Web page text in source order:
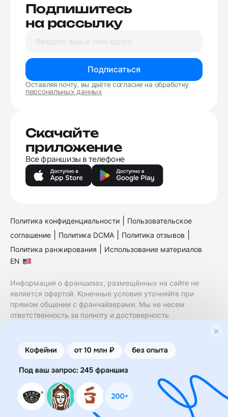
Подпишитесь
на рассылку
Подписаться
Оставляя почту, вы даёте согласие на обработку
персональных данных
Скачайте
приложение
Все франшизы в телефоне
Политика конфиденциальности
Пользовательское
соглашение
Политика DCMA Политика отзывов
Политика ранжирования
Использование материалов
EN
Информация о франшизах, размещённых на сайте не
является офертой. Конечные условия уточняйте при
прямом общении с франчайзерами. Мы не несем
ответственность за полноту и достоверность
финансовые услуги. Заключение договоров
коммерческой концессии (франчайзинга) осуществляется
правообладателями/их представителями. Бизнесменс.ру
не является посредником или представителем
правообладателя и не несет ответственность за условия
предоставления франшизы и действия лиц,
осуществленные на основании информации, имеющейся